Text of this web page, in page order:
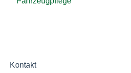
Allgemeine Fragen zu Haus &
Kontakt